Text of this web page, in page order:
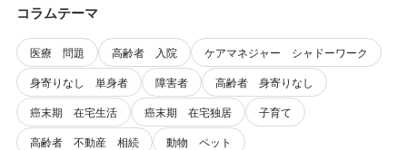
コラムテーマ
医療 問題 高齢者 入院
ケアマネジャー シャドーワーク
身寄りなし 単身者
障害者
高齢者 身寄りなし
癌末期 在宅生活
癌末期 在宅独居
子育て
高齢者 不動産 相続
動物 ペット